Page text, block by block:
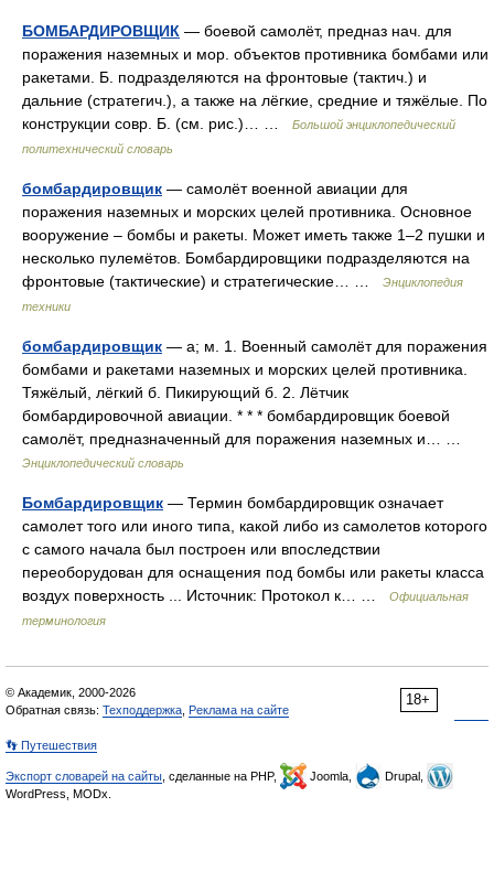
БОМБАРДИРОВЩИК — боевой самолёт, предназ нач. для
поражения наземных и мор. объектов противника бомбами или
ракетами. Б. подразделяются на фронтовые (тактич.) и
дальние (стратегич.), а также на лёгкие, средние и тяжёлые. По
конструкции совр. Б. (см. рис.)… …
Большой энциклопедический
политехнический словарь
бомбардировщик — самолёт военной авиации для
поражения наземных и морских целей противника. Основное
вооружение – бомбы и ракеты. Может иметь также 1–2 пушки и
несколько пулемётов. Бомбардировщики подразделяются на
фронтовые (тактические) и стратегические… …
Энциклопедия
техники
бомбардировщик — а; м. 1. Военный самолёт для поражения
бомбами и ракетами наземных и морских целей противника.
Тяжёлый, лёгкий б. Пикирующий б. 2. Лётчик
бомбардировочной авиации. * * * бомбардировщик боевой
самолёт, предназначенный для поражения наземных и… …
Энциклопедический словарь
Бомбардировщик — Термин бомбардировщик означает
самолет того или иного типа, какой либо из самолетов которого
с самого начала был построен или впоследствии
переоборудован для оснащения под бомбы или ракеты класса
воздух поверхность ... Источник: Протокол к… …
Официальная
терминология
18+
© Академик, 2000-2026
Обратная связь: Техподдержка Реклама на сайте
👣 Путешествия
Экспорт словарей на сайты , сделанные на PHP, Joomla,
Drupal,
WordPress, MODx.